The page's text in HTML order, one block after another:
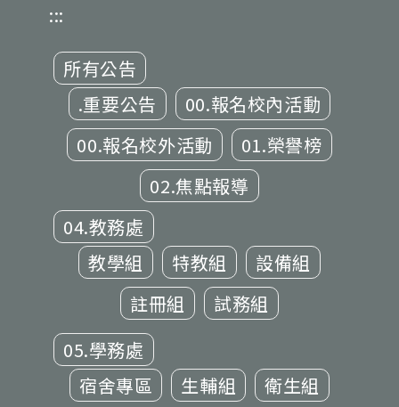
:::
所有公告
.重要公告
00.報名校內活動
00.報名校外活動
01.榮譽榜
02.焦點報導
04.教務處
教學組
特教組
設備組
註冊組
試務組
05.學務處
宿舍專區
生輔組 衛生組